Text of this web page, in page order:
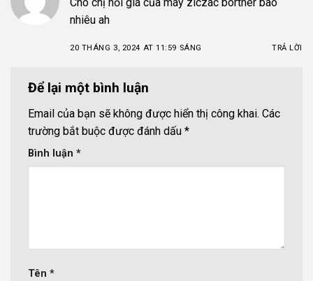
nhiêu ah
20 THÁNG 3, 2024 AT 11:59 SÁNG TRẢ LỜI
Để lại một bình luận
Email của bạn sẽ không được hiển thị công khai. Các
trường bắt buộc được đánh dấu *
Bình luận *
Tên *